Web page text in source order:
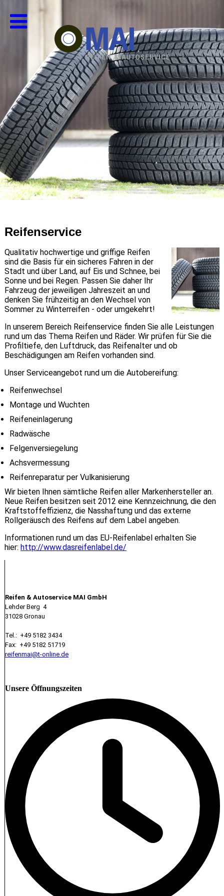
Reifenservice
Qualitativ hochwertige und griffige Reifen
sind die Basis für ein sicheres Fahren in der
Stadt und über Land, auf Eis und Schnee, bei
Sonne und bei Regen. Passen Sie daher Ihr
Fahrzeug der jeweiligen Jahreszeit an und
denken Sie frühzeitig an den Wechsel von
Sommer zu Winterreifen - oder umgekehrt!
In unserem Bereich Reifenservice finden Sie alle Leistungen
rund um das Thema Reifen und Räder. Wir prüfen für Sie die
Profiltiefe, den Luftdruck, das Reifenalter und ob
Beschädigungen am Reifen vorhanden sind.
Unser Serviceangebot rund um die Autobereifung:
Reifenwechsel
Montage und Wuchten
Reifeneinlagerung
Radwäsche
Felgenversiegelung
Achsvermessung
Reifenreparatur per Vulkanisierung
Wir bieten Ihnen sämtliche Reifen aller Markenhersteller an.
Neue Reifen besitzen seit 2012 eine Kennzeichnung, die den
Kraftstoffeffizienz, die Nasshaftung und das externe
Rollgeräusch des Reifens auf dem Label angeben.
Informationen rund um das EU-Reifenlabel erhalten Sie
hier: http://www.dasreifenlabel.de/
Reifen & Autoservice MAI GmbH
Lehder Berg 4
31028 Gronau
Tel.: +49 5182 3434
Fax: +49 5182 51719
reifenmai@t-online.de
Unsere Öffnungszeiten